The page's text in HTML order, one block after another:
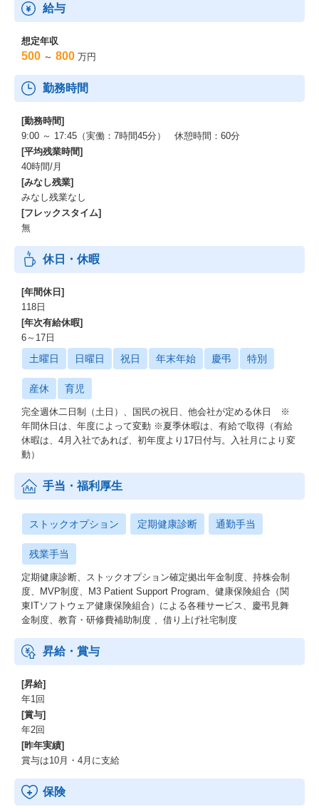
給与
想定年収
500 ～ 800 万円
勤務時間
[勤務時間]
9:00 ～ 17:45（実働：7時間45分） 休憩時間：60分
[平均残業時間]
40時間/月
[みなし残業]
みなし残業なし
[フレックスタイム]
無
休日・休暇
[年間休日]
118日
[年次有給休暇]
6～17日
土曜日 日曜日 祝日 年末年始 慶弔 特別
産休 育児
完全週休二日制（土日）、国民の祝日、他会社が定める休日 ※
年間休日は、年度によって変動 ※夏季休暇は、有給で取得（有給
休暇は、4月入社であれば、初年度より17日付与。入社月により変
動）
手当・福利厚生
ストックオプション 定期健康診断 通勤手当
残業手当
定期健康診断、ストックオプション確定拠出年金制度、持株会制
度、MVP制度、M3 Patient Support Program、健康保険組合（関
東ITソフトウェア健康保険組合）による各種サービス、慶弔見舞
金制度、教育・研修費補助制度 、借り上げ社宅制度
昇給・賞与
[昇給]
年1回
[賞与]
年2回
[昨年実績]
賞与は10月・4月に支給
保険